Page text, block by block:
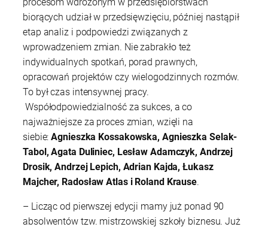
biorących udział w przedsięwzięciu, później nastąpił
etap analiz i podpowiedzi związanych z
wprowadzeniem zmian. Nie zabrakło też
indywidualnych spotkań, porad prawnych,
opracowań projektów czy wielogodzinnych rozmów.
To był czas intensywnej pracy.
Współodpowiedzialność za sukces, a co
najważniejsze za proces zmian, wzięli na
siebie:Agnieszka Kossakowska, Agnieszka Selak-
Tabol, Agata Duliniec, Lesław Adamczyk, Andrzej
Drosik, Andrzej Lepich, Adrian Kajda, Łukasz
Majcher, Radosław Atlas i Roland Krause.
– Licząc od pierwszej edycji mamy już ponad 90
absolwentów tzw. mistrzowskiej szkoły biznesu. Już